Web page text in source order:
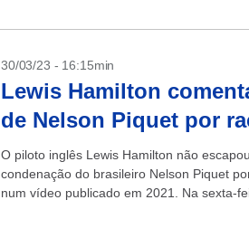
30/03/23 - 16:15min
Lewis Hamilton
de Nelson Piquet por
O piloto inglês Lewis Hamilton não
condenação do brasileiro Nelson Piquet
num vídeo publicado em 2021. Na sexta-